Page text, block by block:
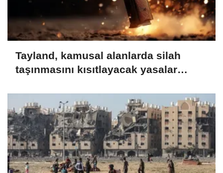
Tayland, kamusal alanlarda silah
taşınmasını kısıtlayacak yasalar